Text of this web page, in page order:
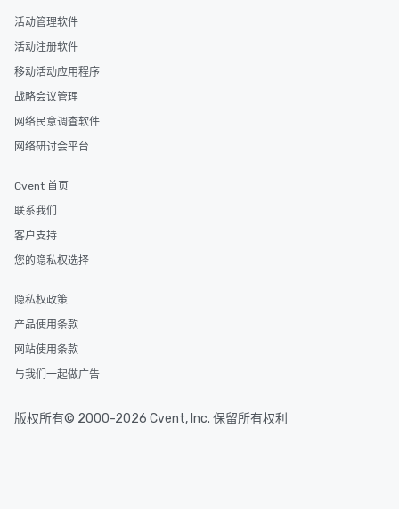
活动管理软件
活动注册软件
移动活动应用程序
战略会议管理
网络民意调查软件
网络研讨会平台
Cvent 首页
联系我们
客户支持
您的隐私权选择
隐私权政策
产品使用条款
网站使用条款
与我们一起做广告
版权所有© 2000-2026 Cvent, Inc. 保留所有权利